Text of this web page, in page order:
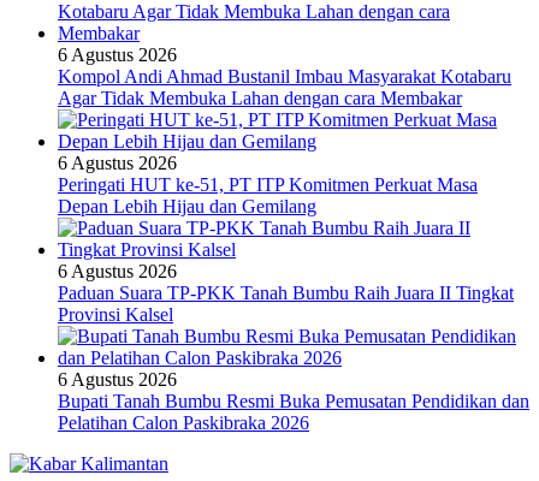
6 Agustus 2026
Kompol Andi Ahmad Bustanil Imbau Masyarakat Kotabaru
Agar Tidak Membuka Lahan dengan cara Membakar
6 Agustus 2026
Peringati HUT ke-51, PT ITP Komitmen Perkuat Masa
Depan Lebih Hijau dan Gemilang
6 Agustus 2026
Paduan Suara TP-PKK Tanah Bumbu Raih Juara II Tingkat
Provinsi Kalsel
6 Agustus 2026
Bupati Tanah Bumbu Resmi Buka Pemusatan Pendidikan dan
Pelatihan Calon Paskibraka 2026